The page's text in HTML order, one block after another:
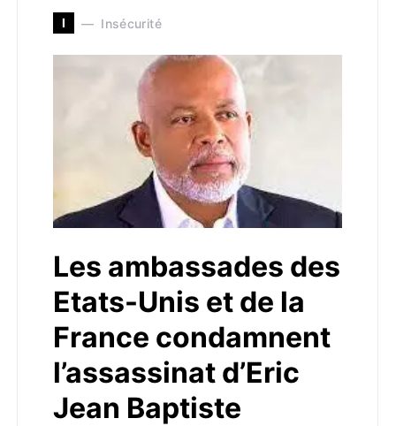
I Insécurité
Les ambassades des
Etats-Unis et de la
France condamnent
l’assassinat d’Eric
Jean Baptiste